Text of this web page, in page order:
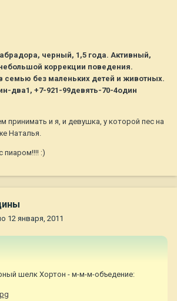
черный, 1,5 года. Активный,
коррекции поведения.
семью без маленьких детей и животных.
два1, +7-921-99девять-70-4один
принимать и я, и девушка, у которой пес на
Наталья.
пиаром!!!! :)
12 января, 2011
шелк Хортон - м-м-м-объедение: